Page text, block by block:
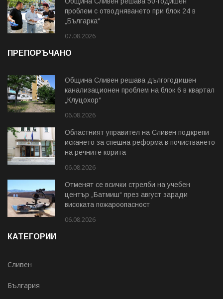
проблем с отводняването при блок 24 в
„Българка“
07.08.2026
ПРЕПОРЪЧАНО
Община Сливен решава дългогодишен
канализационен проблем на блок 6 в квартал
„Клуцохор“
06.08.2026
Областният управител на Сливен подкрепи
искането за спешна реформа в почистването
на речните корита
06.08.2026
Отменят се всички стрелби на учебен
център „Батмиш“ през август заради
високата пожароопасност
06.08.2026
КАТЕГОРИИ
Сливен
България